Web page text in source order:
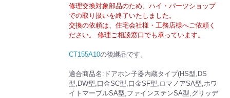
修理交換対象部品のため、ハイ・パーツショップ
での取り扱いを終了いたしました。
交換の依頼は、住宅会社様・工務店様へご依頼く
ださい。 修理ご相談窓口でも承っています。
CT155A10の後継品です。
適合商品名:ドアホン子器内蔵タイプ(HS型,DS
型,DW型,口金SC型,口金SF型,ロマノアSA型,ホワ
イトマーブルSA型,ファインステンSA型,グリッデ